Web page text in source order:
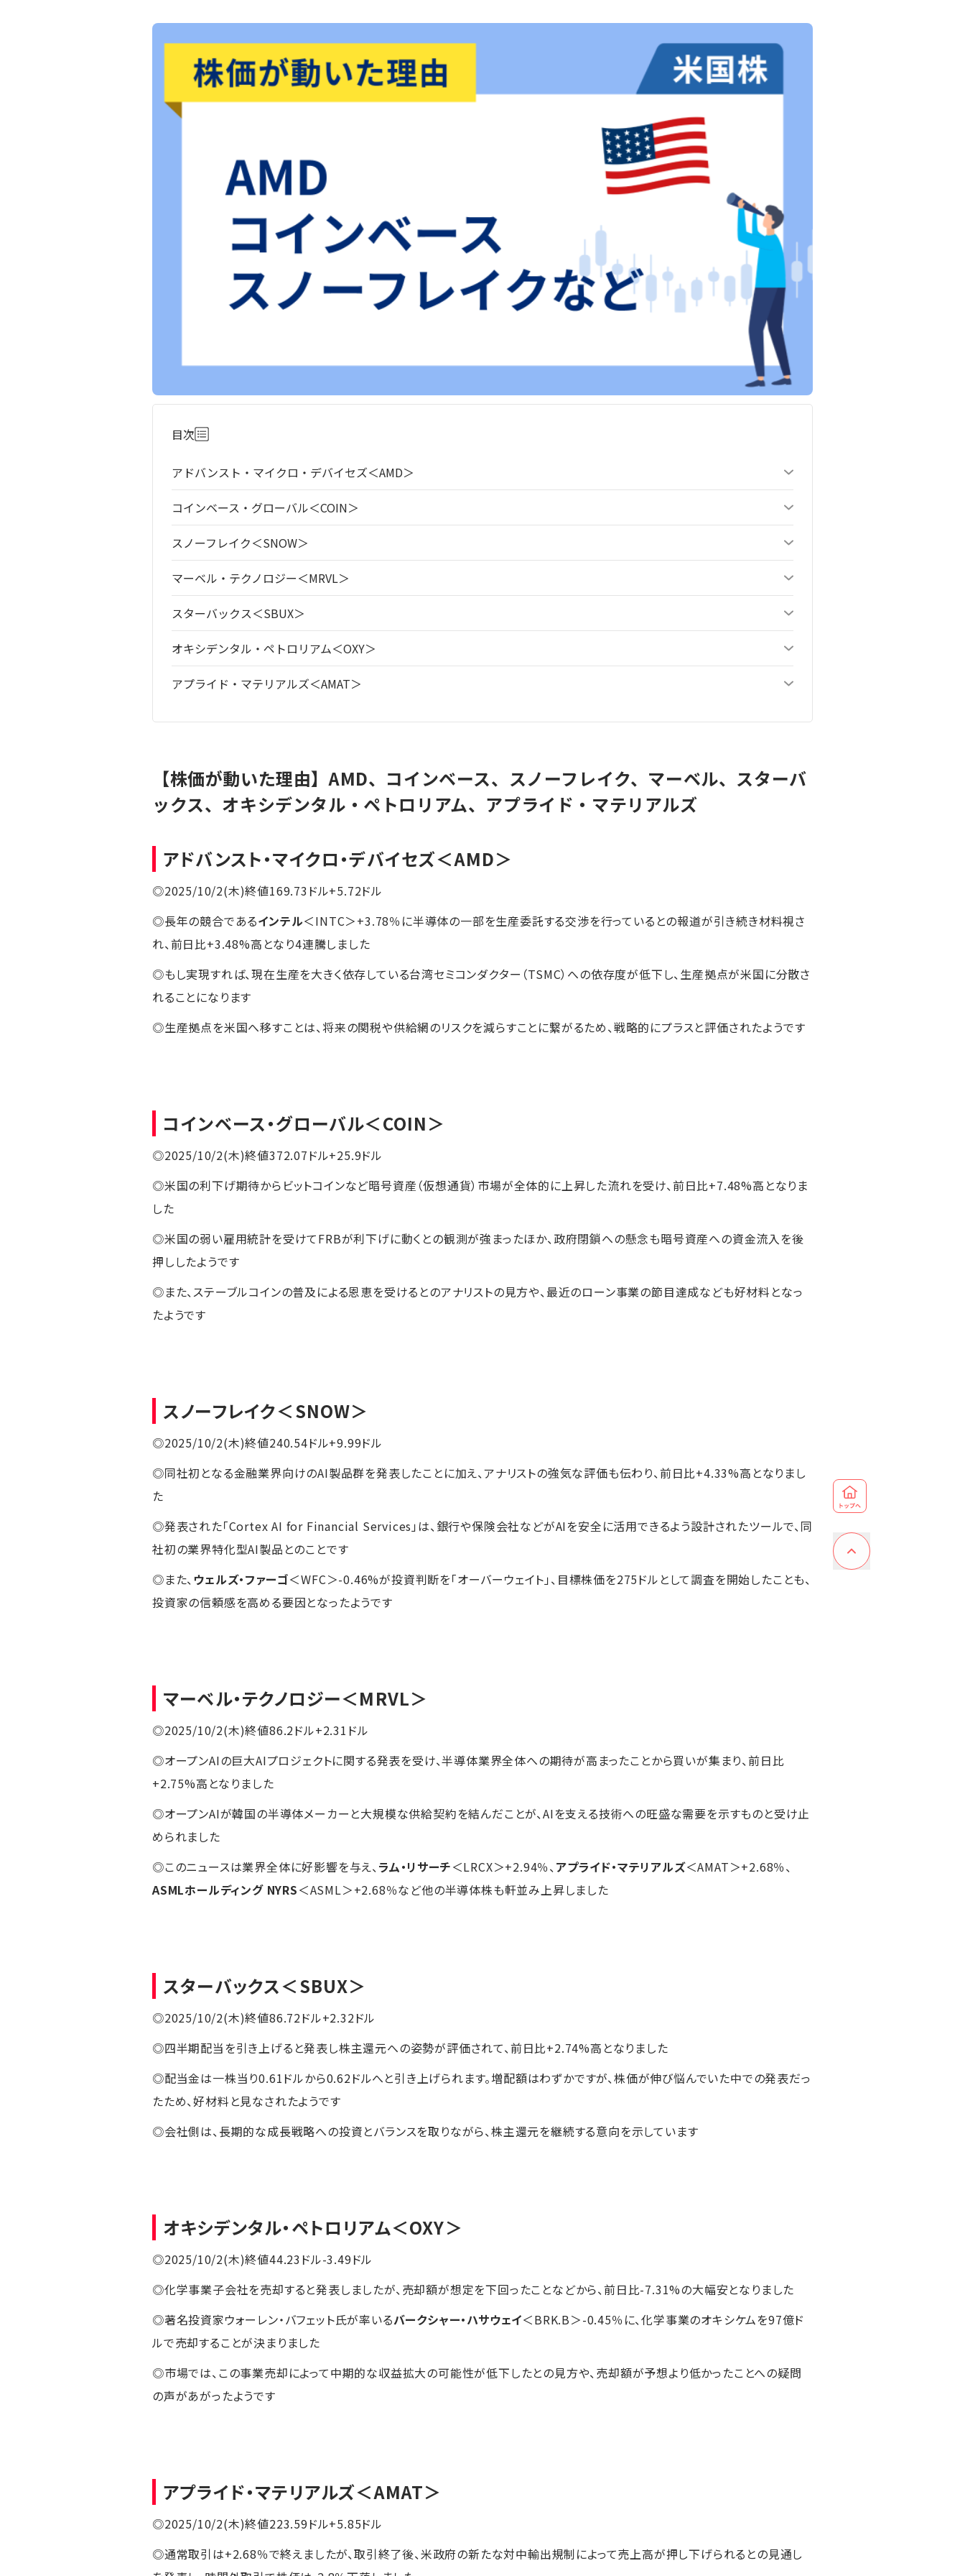
目次
アドバンスト・マイクロ・デバイセズ＜AMD＞
コインベース・グローバル＜COIN＞
スノーフレイク＜SNOW＞
マーベル・テクノロジー＜MRVL＞
スターバックス＜SBUX＞
オキシデンタル・ペトロリアム＜OXY＞
アプライド・マテリアルズ＜AMAT＞
【株価が動いた理由】AMD、コインベース、スノーフレイク、マーベル、スターバ
ックス、オキシデンタル・ペトロリアム、アプライド・マテリアルズ
アドバンスト・マイクロ・デバイセズ＜AMD＞
◎2025/10/2(木)終値169.73ドル+5.72ドル
◎長年の競合であるインテル＜INTC＞+3.78％に半導体の一部を生産委託する交渉を行っているとの報道が引き続き材料視さ
れ、前日比+3.48%高となり4連騰しました
◎もし実現すれば、現在生産を大きく依存している台湾セミコンダクター（TSMC）への依存度が低下し、生産拠点が米国に分散さ
れることになります
◎生産拠点を米国へ移すことは、将来の関税や供給網のリスクを減らすことに繋がるため、戦略的にプラスと評価されたようです
コインベース・グローバル＜COIN＞
◎2025/10/2(木)終値372.07ドル+25.9ドル
◎米国の利下げ期待からビットコインなど暗号資産（仮想通貨）市場が全体的に上昇した流れを受け、前日比+7.48%高となりま
した
◎米国の弱い雇用統計を受けてFRBが利下げに動くとの観測が強まったほか、政府閉鎖への懸念も暗号資産への資金流入を後
押ししたようです
◎また、ステーブルコインの普及による恩恵を受けるとのアナリストの見方や、最近のローン事業の節目達成なども好材料となっ
たようです
スノーフレイク＜SNOW＞
◎2025/10/2(木)終値240.54ドル+9.99ドル
◎同社初となる金融業界向けのAI製品群を発表したことに加え、アナリストの強気な評価も伝わり、前日比+4.33%高となりまし
た
◎発表された「Cortex AI for Financial Services」は、銀行や保険会社などがAIを安全に活用できるよう設計されたツールで、同
社初の業界特化型AI製品とのことです
◎また、 ウェルズ・ファーゴ＜WFC＞-0.46%が投資判断を「オーバーウェイト」、目標株価を275ドルとして調査を開始したことも、
投資家の信頼感を高める要因となったようです
マーベル・テクノロジー＜MRVL＞
◎2025/10/2(木)終値86.2ドル+2.31ドル
◎オープンAIの巨大AIプロジェクトに関する発表を受け、半導体業界全体への期待が高まったことから買いが集まり、前日比
+2.75%高となりました
◎オープンAIが韓国の半導体メーカーと大規模な供給契約を結んだことが、AIを支える技術への旺盛な需要を示すものと受け止
められました
◎このニュースは業界全体に好影響を与え、 ラム・リサーチ＜LRCX＞+2.94％、 アプライド・マテリアルズ＜AMAT＞+2.68％、
ASMLホールディング NYRS＜ASML＞+2.68％など他の半導体株も軒並み上昇しました
スターバックス＜SBUX＞
◎2025/10/2(木)終値86.72ドル+2.32ドル
◎四半期配当を引き上げると発表し株主還元への姿勢が評価されて、前日比+2.74%高となりました
◎配当金は一株当り0.61ドルから0.62ドルへと引き上げられます。増配額はわずかですが、株価が伸び悩んでいた中での発表だっ
たため、好材料と見なされたようです
◎会社側は、長期的な成長戦略への投資とバランスを取りながら、株主還元を継続する意向を示しています
オキシデンタル・ペトロリアム＜OXY＞
◎2025/10/2(木)終値44.23ドル-3.49ドル
◎化学事業子会社を売却すると発表しましたが、売却額が想定を下回ったことなどから、前日比-7.31%の大幅安となりました
◎著名投資家ウォーレン・バフェット氏が率いるバークシャー・ハサウェイ＜BRK.B＞-0.45％に、化学事業のオキシケムを97億ド
ルで売却することが決まりました
◎市場では、この事業売却によって中期的な収益拡大の可能性が低下したとの見方や、売却額が予想より低かったことへの疑問
の声があがったようです
アプライド・マテリアルズ＜AMAT＞
◎2025/10/2(木)終値223.59ドル+5.85ドル
◎通常取引は+2.68％で終えましたが、取引終了後、米政府の新たな対中輸出規制によって売上高が押し下げられるとの見通し